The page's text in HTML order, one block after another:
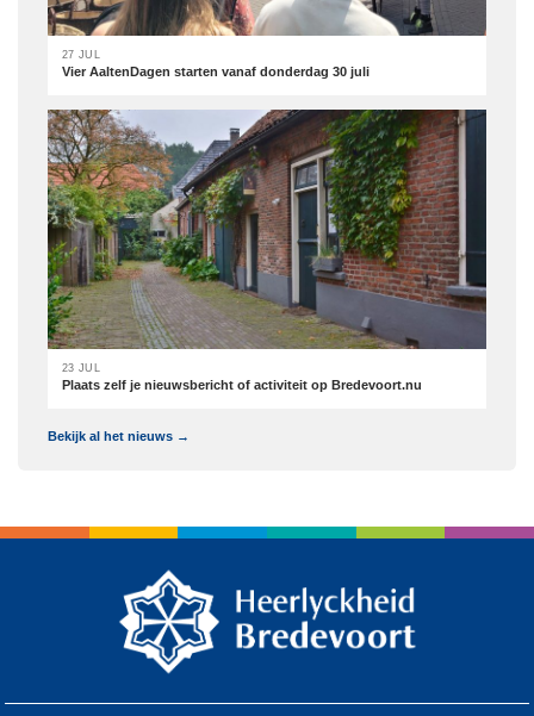
27 JUL
Vier AaltenDagen starten vanaf donderdag 30 juli
23 JUL
Plaats zelf je nieuwsbericht of activiteit op Bredevoort.nu
Bekijk al het nieuws →